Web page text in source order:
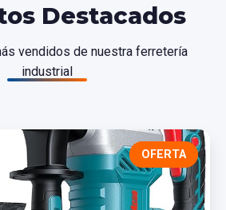
Destacados
vendidos de nuestra ferretería
industrial
OFERTA